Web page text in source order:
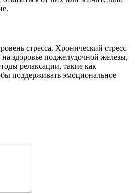
стресса. Хронический стресс
здоровье поджелудочной железы,
релаксации, такие как
поддерживать эмоциональное